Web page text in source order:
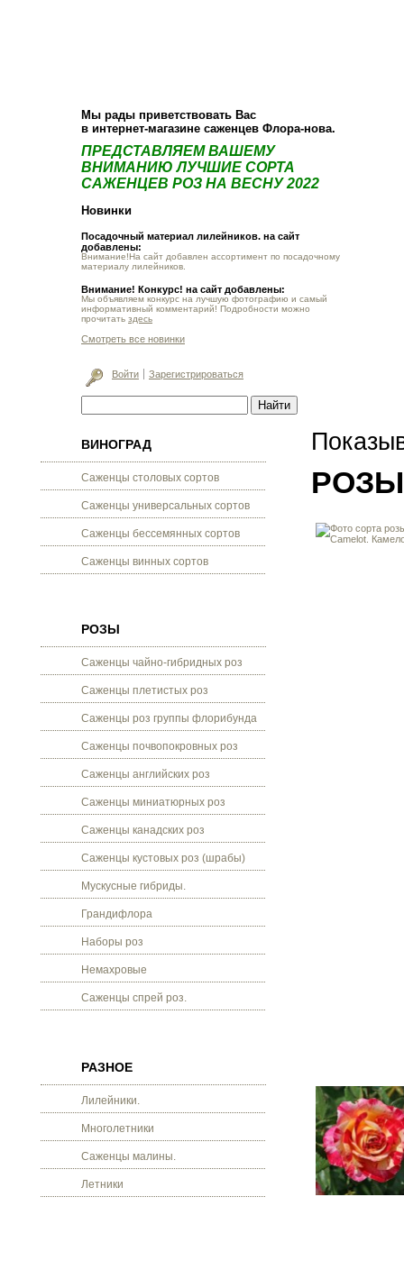
Мы рады приветствовать Вас
в интернет-магазине саженцев Флора-нова.
ПРЕДСТАВЛЯЕМ ВАШЕМУ
ВНИМАНИЮ ЛУЧШИЕ СОРТА
САЖЕНЦЕВ РОЗ НА ВЕСНУ 2022
Новинки
Посадочный материал лилейников. на сайт
добавлены:
Внимание!На сайт добавлен ассортимент по посадочному
материалу лилейников.
Внимание! Конкурс! на сайт добавлены:
Мы объявляем конкурс на лучшую фотографию и самый
информативный комментарий! Подробности можно
прочитать здесь
Смотреть все новинки
Войти Зарегистрироваться
ВИНОГРАД
Саженцы столовых сортов
Саженцы универсальных сортов
Саженцы бессемянных сортов
Саженцы винных сортов
РОЗЫ
Саженцы чайно-гибридных роз
Саженцы плетистых роз
Саженцы роз группы флорибунда
Саженцы почвопокровных роз
Саженцы английских роз
Саженцы миниатюрных роз
Саженцы канадских роз
Саженцы кустовых роз (шрабы)
Мускусные гибриды.
Грандифлора
Наборы роз
Немахровые
Саженцы спрей роз.
РАЗНОЕ
Лилейники.
Многолетники
Саженцы малины.
Летники
РОЗЫ